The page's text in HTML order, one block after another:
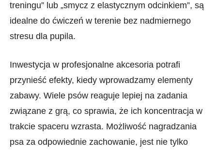
treningu” lub „smycz z elastycznym odcinkiem”, są
⁢idealne do ćwiczeń w terenie​ bez ‍nadmiernego
stresu⁤ dla pupila.
Inwestycja ⁣w⁣ profesjonalne akcesoria potrafi
przynieść​ efekty,​ kiedy wprowadzamy​ elementy
zabawy. Wiele psów ⁤reaguje lepiej na​ zadania
związane z grą, co sprawia, że ich koncentracja w
trakcie spaceru wzrasta. Możliwość nagradzania
⁢psa za odpowiednie zachowanie,⁢ jest nie tylko